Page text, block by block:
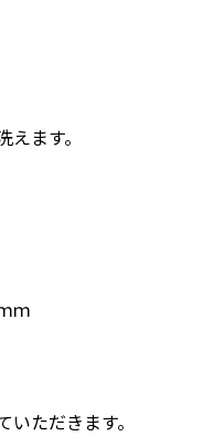
ます。
ｍ
ただきます。